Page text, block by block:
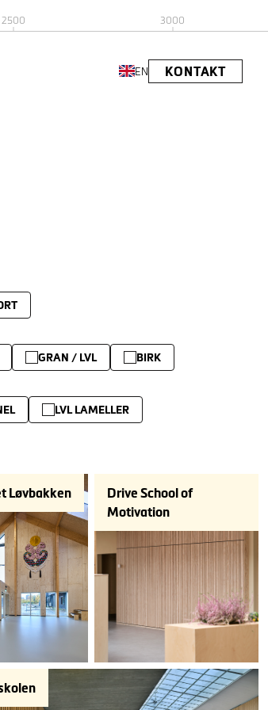
EN KONTAKT
2500 3000
GRAN / LVL BIRK
LVL LAMELLER
Løvbakken
Drive School of
Motivation